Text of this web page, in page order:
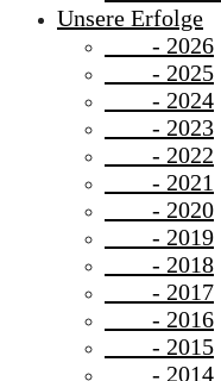
Unsere Erfolge
- 2026
- 2025
- 2024
- 2023
- 2022
- 2021
- 2020
- 2019
- 2018
- 2017
- 2016
- 2015
- 2014